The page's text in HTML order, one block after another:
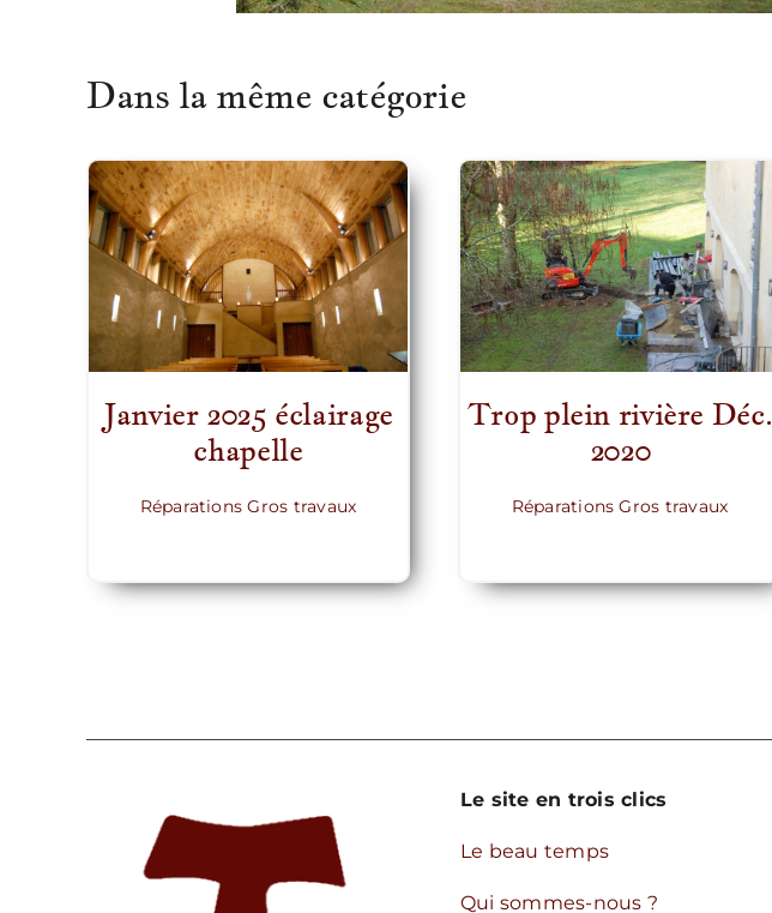
Dans la même catégorie
Janvier 2025 éclairage
chapelle
Réparations Gros travaux
Trop plein rivière Déc.
2020
Réparations Gros travaux
Le site en trois clics
Le beau temps
Qui sommes-nous ?